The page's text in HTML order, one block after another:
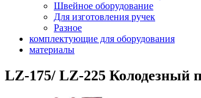
Швейное оборудование
Для изготовления ручек
Разное
комплектующие для оборудования
материалы
LZ-175/ LZ-225 Колодезный